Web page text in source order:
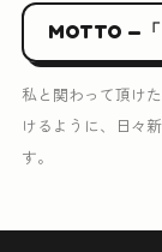
MOTTO —「
私と関わって頂け
けるように、日々
す。